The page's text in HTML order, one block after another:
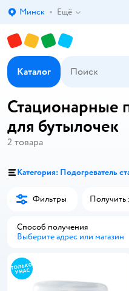
Выбор адреса доставки.
Минск Ещё
Каталог
Стационарные
для бутылочек
2 товара
Категория: Подогреватель
Фильтры Получить
Способ получения
Выберите адрес или магазин